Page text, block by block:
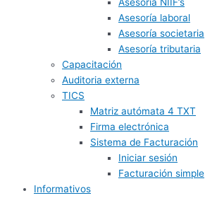
Asesoría NIIF’s
Asesoría laboral
Asesoría societaria
Asesoría tributaria
Capacitación
Auditoria externa
TICS
Matriz autómata 4 TXT
Firma electrónica
Sistema de Facturación
Iniciar sesión
Facturación simple
Informativos